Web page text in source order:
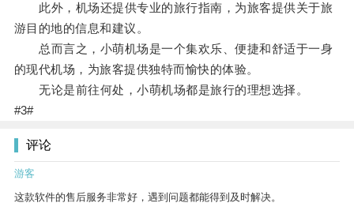
此外，机场还提供专业的旅行指南，为旅客提供关于旅
游目的地的信息和建议。
总而言之，小萌机场是一个集欢乐、便捷和舒适于一身
的现代机场，为旅客提供独特而愉快的体验。
无论是前往何处，小萌机场都是旅行的理想选择。
#3#
评论
游客
这款软件的售后服务非常好，遇到问题都能得到及时解决。